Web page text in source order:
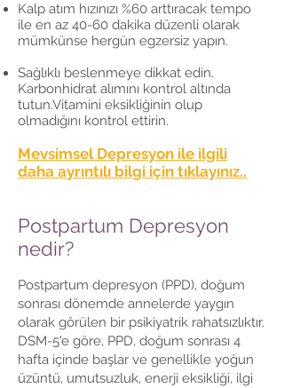
Kalp atım hızınızı %60 arttıracak tempo
ile en az 40-60 dakika düzenli olarak
mümkünse hergün egzersiz yapın.
Sağlıklı beslenmeye dikkat edin.
Karbonhidrat alımını kontrol altında
tutun.Vitamini eksikliğinin olup
olmadığını kontrol ettirin.
Mevsimsel Depresyon ile ilgili
daha ayrıntılı bilgi için tıklayınız..
Postpartum Depresyon
nedir?
Postpartum depresyon (PPD), doğum
sonrası dönemde annelerde yaygın
olarak görülen bir psikiyatrik rahatsızlıktır.
DSM-5'e göre, PPD, doğum sonrası 4
hafta içinde başlar ve genellikle yoğun
üzüntü, umutsuzluk, enerji eksikliği, ilgi